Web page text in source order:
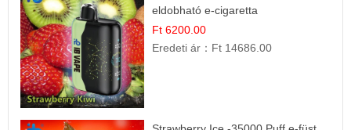
eldobható e-cigaretta
Ft 6200.00
Eredeti ár： Ft 14686.00